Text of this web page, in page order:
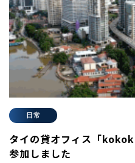
日常
タイの貸オフィス「
参加しました